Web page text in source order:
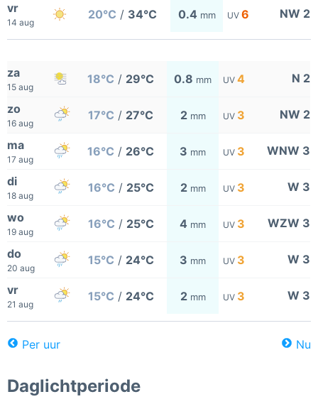
vr
14 aug
20°C / 34°C 0.4 mm UV 6 NW 2
za
15 aug
18°C / 29°C 0.8 mm UV 4 N 2
zo
16 aug
17°C / 27°C 2 mm UV 3 NW 2
ma
17 aug
16°C / 26°C 3 mm UV 3 WNW 3
di
18 aug
16°C / 25°C 2 mm UV 3 W 3
wo
19 aug
16°C / 25°C 4 mm UV 3 WZW 3
do
20 aug
15°C / 24°C 3 mm UV 3 W 3
vr
21 aug
15°C / 24°C 2 mm UV 3 W 3
Per uur Nu
Daglichtperiode